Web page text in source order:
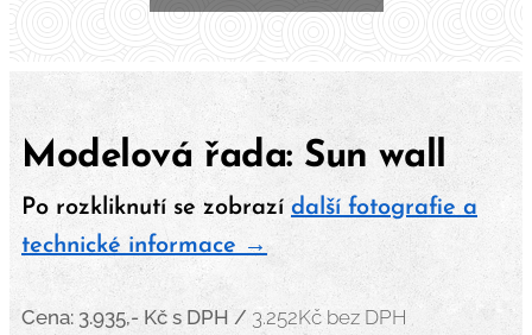
Modelová řada: Sun wall
Po rozkliknutí se zobrazí další fotografie a
technické informace →
Cena: 3.935,- Kč s DPH / 3.252Kč bez DPH